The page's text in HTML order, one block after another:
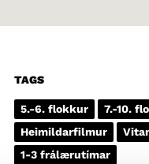
TAGS
5.-6. flokkur 7.-10.
Heimildarfilmur
1-3 frálærutímar